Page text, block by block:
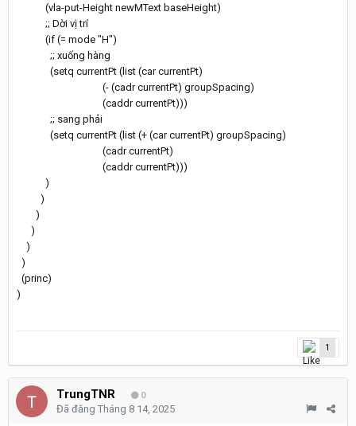
(vla-put-Height newMText baseHeight)
;; Dời vị trí
(if (= mode "H")
;; xuống hàng
(setq currentPt (list (car currentPt)
(- (cadr currentPt) groupSpacing)
(caddr currentPt)))
;; sang phải
(setq currentPt (list (+ (car currentPt) groupSpacing)
(cadr currentPt)
(caddr currentPt)))
)
)
)
)
)
)
(princ)
)
1
TrungTNR 0
Đã đăng Tháng 8 14, 2025